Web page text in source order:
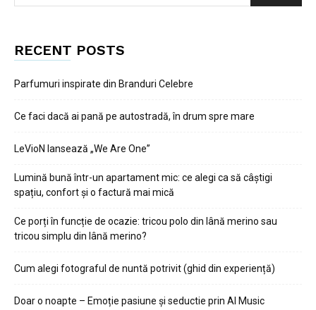
RECENT POSTS
Parfumuri inspirate din Branduri Celebre
Ce faci dacă ai pană pe autostradă, în drum spre mare
LeVioN lansează „We Are One”
Lumină bună într-un apartament mic: ce alegi ca să câștigi
spațiu, confort și o factură mai mică
Ce porți în funcție de ocazie: tricou polo din lână merino sau
tricou simplu din lână merino?
Cum alegi fotograful de nuntă potrivit (ghid din experiență)
Doar o noapte – Emoție pasiune și seductie prin AI Music